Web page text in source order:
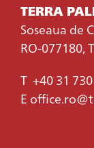
TERRA
Soseaua de
RO-077180,
T +40 31
E